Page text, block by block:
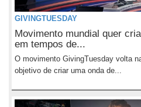
GIVINGTUESDAY
Movimento mundial quer
em tempos de...
O movimento GivingTuesday volta
objetivo de criar uma onda de...